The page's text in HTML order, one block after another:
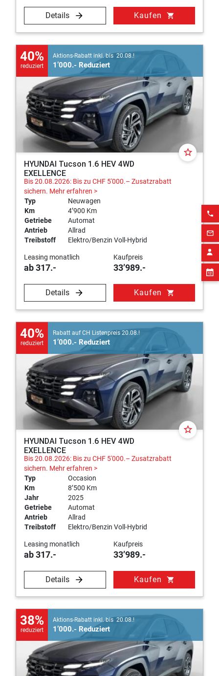
phone
mail_outline
Details Kaufen shopping_cart
40%
reduziert
Aktions-Rabatt inkl. bis 20.08.!
1’000.- Reduziert
star_border
HYUNDAI Tucson 1.6 HEV 4WD
EXELLENCE
Bis 20.08.2026: Bis zu CHF 5'000.– Zusatzrabatt
sichern. Mehr erfahren >
Typ
Neuwagen
Km
4’900 Km
Getriebe
Automat
Antrieb
Allrad
Treibstoff
Elektro/Benzin Voll-Hybrid
Leasing monatlich
ab 317.-
Kaufpreis
33’989.-
Details Kaufen shopping_cart
40%
reduziert
Rabatt auf CH Listenpreis 20.08.!
1’000.- Reduziert
star_border
HYUNDAI Tucson 1.6 HEV 4WD
EXELLENCE
Bis 20.08.2026: Bis zu CHF 5'000.– Zusatzrabatt
sichern. Mehr erfahren >
Typ
Occasion
Km
8’500 Km
Jahr
2025
Getriebe
Automat
Antrieb
Allrad
Treibstoff
Elektro/Benzin Voll-Hybrid
Leasing monatlich
ab 317.-
Kaufpreis
33’989.-
Details Kaufen shopping_cart
38%
reduziert
Aktions-Rabatt inkl. bis 20.08.!
1’000.- Reduziert